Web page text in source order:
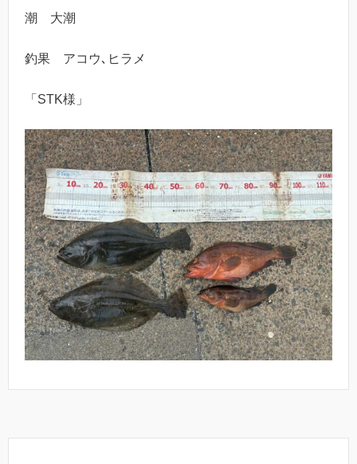
潮 大潮
釣果 アコウ､ヒラメ
「STK様」